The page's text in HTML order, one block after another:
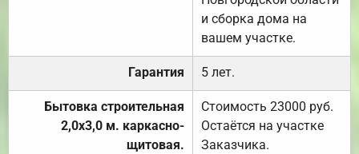
и сборка дома на
вашем участке.
Гарантия 5 лет.
Бытовка строительная
2,0х3,0 м. каркасно-
щитовая.
Стоимость 23000 руб.
Остаётся на участке
Заказчика.